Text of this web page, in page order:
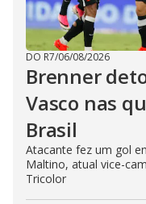
DO R7/06/08/2026
Brenner
Vasco nas
Brasil
Atacante fez um gol
Maltino, atual vice-
Tricolor